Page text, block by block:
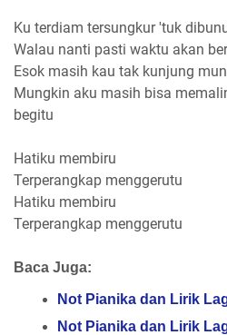
Ku terdiam tersungkur 'tuk
Walau nanti pasti waktu akan
Esok masih kau tak kunjung
Mungkin aku masih bisa
begitu
Hatiku membiru
Terperangkap menggerutu
Hatiku membiru
Terperangkap menggerutu
Baca Juga:
Not Pianika dan Lirik
Not Pianika dan Lirik